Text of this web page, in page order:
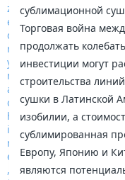
сублимационной
Торговая война
продолжать
инвестиции могут
строительства
сушки в Латинской
изобилии, а
сублимированная
Европу, Японию и
являются